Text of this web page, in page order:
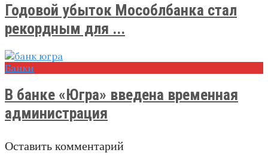
Годовой убыток Мособлбанка стал
рекордным для ...
Банки
В банке «Югра» введена временная
администрация
Оставить комментарий